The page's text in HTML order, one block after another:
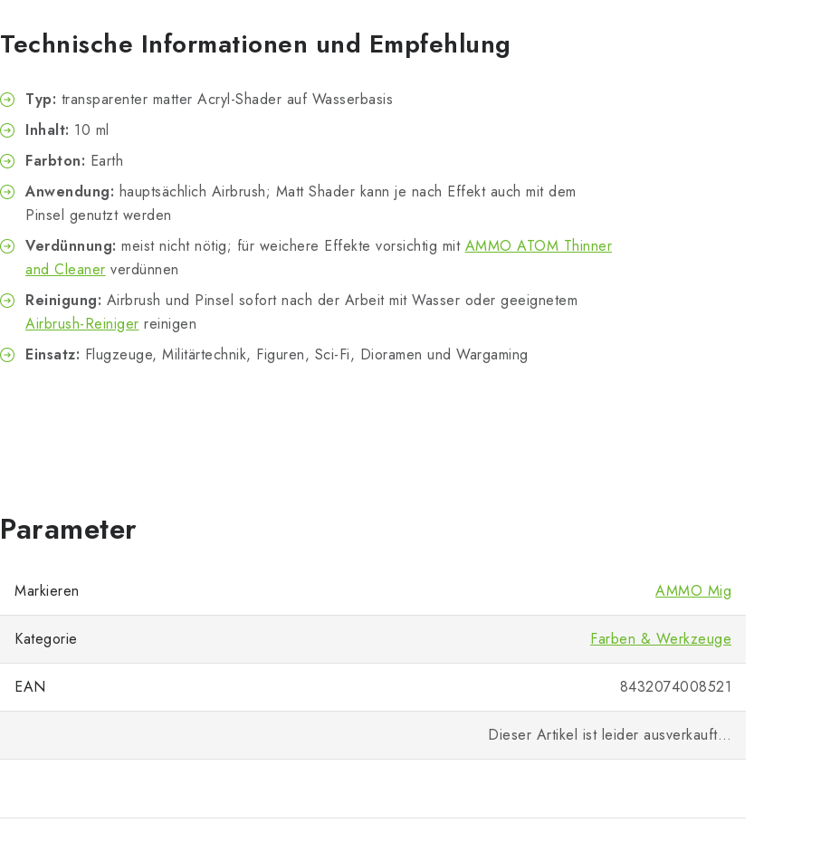
Technische Informationen und Empfehlung
Typ: transparenter matter Acryl-Shader auf Wasserbasis
Inhalt: 10 ml
Farbton: Earth
Anwendung: hauptsächlich Airbrush; Matt Shader kann je nach Effekt auch mit dem
Pinsel genutzt werden
Verdünnung: meist nicht nötig; für weichere Effekte vorsichtig mit AMMO ATOM Thinner
and Cleaner verdünnen
Reinigung: Airbrush und Pinsel sofort nach der Arbeit mit Wasser oder geeignetem
Airbrush-Reiniger reinigen
Einsatz: Flugzeuge, Militärtechnik, Figuren, Sci-Fi, Dioramen und Wargaming
Markieren AMMO Mig
Kategorie Farben & Werkzeuge
EAN 8432074008521
Dieser Artikel ist leider ausverkauft…